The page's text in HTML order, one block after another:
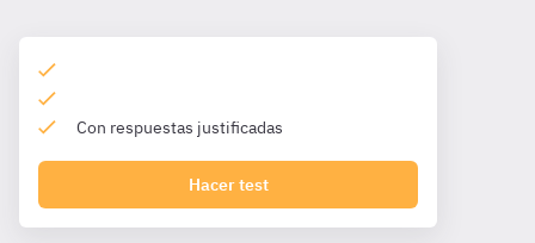
Con respuestas justificadas
Hacer test